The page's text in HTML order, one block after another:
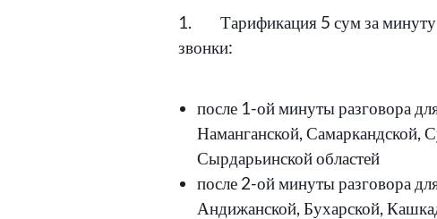
1. Тарификация 5 сум за минуту
звонки:
после 1-ой минуты разговора
Наманганской, Самаркандской,
Сырдарьинской областей
после 2-ой минуты разговора
Андижанской, Бухарской,